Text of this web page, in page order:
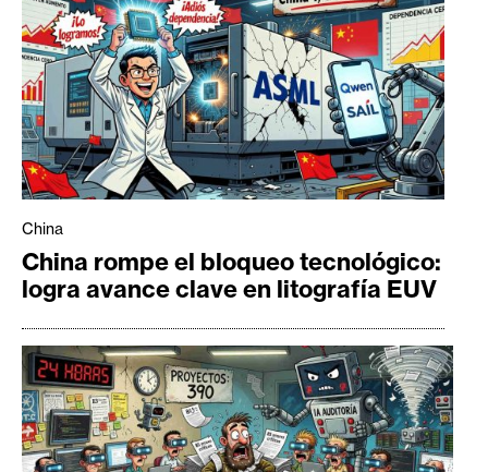
China
China rompe el bloqueo tecnológico:
logra avance clave en litografía EUV